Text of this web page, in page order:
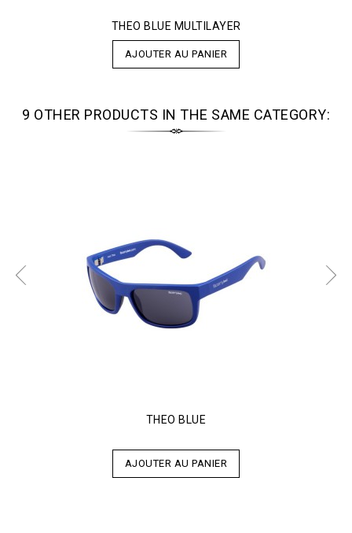
THEO BLUE MULTILAYER
AJOUTER AU PANIER
9 OTHER PRODUCTS IN THE SAME CATEGORY:
THEO BLUE
AJOUTER AU PANIER